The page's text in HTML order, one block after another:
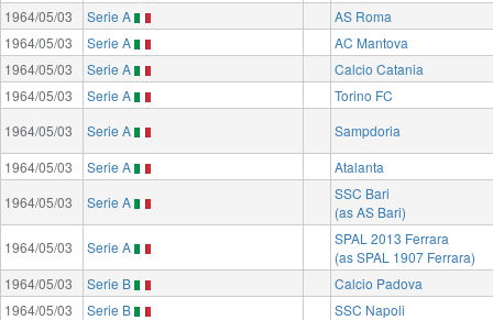
1964/05/03
Serie A
AS Roma
1964/05/03
Serie A
AC Mantova
1964/05/03
Serie A
Calcio Catania
1964/05/03
Serie A
Torino FC
1964/05/03
Serie A
Sampdoria
1964/05/03
Serie A
Atalanta
1964/05/03
Serie A
SSC Bari
(as AS Bari)
1964/05/03
Serie A
SPAL 2013 Ferrara
(as SPAL 1907 Ferrara)
1964/05/03
Serie B
Calcio Padova
1964/05/03
Serie B
SSC Napoli